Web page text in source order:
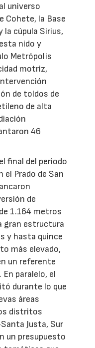
universo
Cohete, la Base
la cúpula Sirius,
nido y
Metrópolis
motriz,
de toldos de
de alta
46
final del periodo
el Prado de San
de
1.164 metros
gran estructura
y hasta quince
más elevado,
un referente
paralelo, el
durante lo que
áreas
distritos
Justa, Sur
un presupuesto